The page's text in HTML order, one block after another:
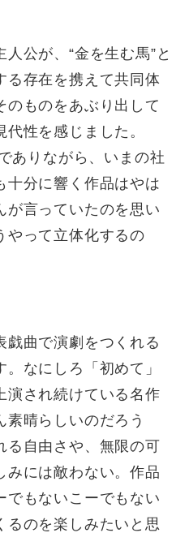
公が、“金を生む馬”と
る存在を携えて共同体
のものをあぶり出して
性を感じました。
ありながら、いまの社
十分に響く作品はやは
が言っていたのを思い
やって立体化するの
戯曲で演劇をつくれる
なにしろ「初めて」
演され続けている名作
晴らしいのだろう
る自由さや、無限の可
みには敵わない。作品
でもないこーでもない
るのを楽しみたいと思